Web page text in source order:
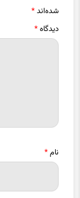
دیدگاه*
ایمیل*